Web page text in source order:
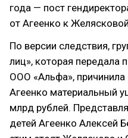
года — пост
от Агеенко к
По версии следствия,
лиц», которая передала
ООО «Альфа»,
Агеенко материальный
млрд рублей.
детей Агеенко Алексей